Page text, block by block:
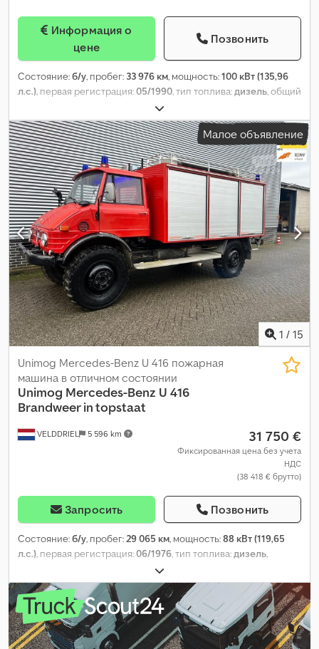
цене
Позвонить
Состояние:б/у, пробег: 33 976 км, мощность:100 кВт (135,96
л.с.), первая регистрация:05/1990, тип топлива:дизель, общий
, конфигурация осей:
(TÜV):05/2020, цвет:красный, тип передачи:механический,
Год выпуска:1990, Оборудование:компрессор, кондиционер,
полный привод,
Малое объявление
1 / 15
VELDDRIEL 5 596 km
Unimog Mercedes-Benz U 416 пожарная
машина в отличном состоянии
Unimog Mercedes-Benz U 416
Brandweer in topstaat
31 750 €
Фиксированная цена без учета
НДС
(38 418 € брутто)
Запросить Позвонить
Состояние:б/у, пробег:29 065 км, мощность:88 кВт (119,65
л.с.), первая регистрация:06/1976, тип топлива:дизель,
, конфигурация осей:
база:3 500 мм, топливо:дизель, цвет:красный, кабина
водителя: дневная кабина , тип передачи: механический
количество передач:6, Год выпуска:1976
, Оборудование:
гидроусилитель руля, прицепное устройство,